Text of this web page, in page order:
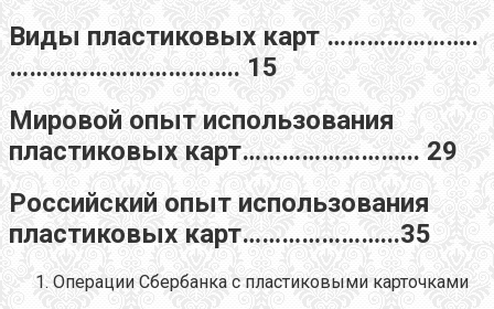
Виды пластиковых карт …………………..
…………………………….. 15
Мировой опыт использования
пластиковых карт……………………... 29
Российский опыт использования
пластиковых карт…………………...35
Операции Сбербанка с пластиковыми карточками